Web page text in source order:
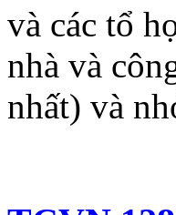
và các tổ
nhà và
nhất) và